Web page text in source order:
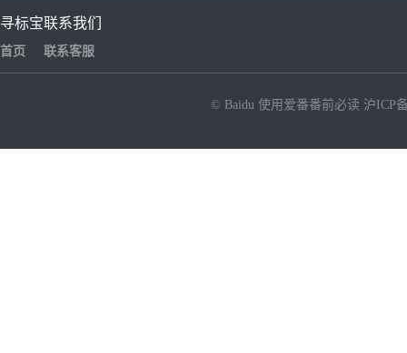
寻标宝
首页
联系我们
联系客服
© Baidu 使用爱番番前必读 沪ICP